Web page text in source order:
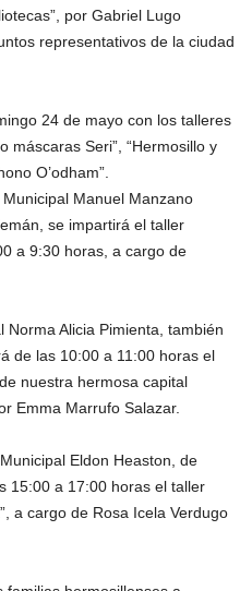
por Gabriel Lugo
representativos de la ciudad
24 de mayo con los talleres
máscaras Seri”, “Hermosillo y
O’odham”.
Manuel Manzano
se impartirá el taller
a 9:30 horas, a cargo de
Norma Alicia Pimienta, también
de las 10:00 a 11:00 horas el
nuestra hermosa capital
Emma Marrufo Salazar.
Eldon Heaston, de
15:00 a 17:00 horas el taller
a cargo de Rosa Icela Verdugo